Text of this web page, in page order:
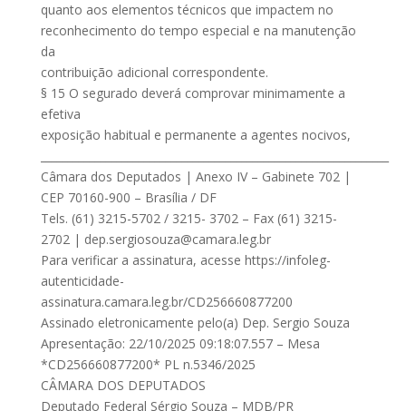
quanto aos elementos técnicos que impactem no
reconhecimento do tempo especial e na manutenção
da
contribuição adicional correspondente.
§ 15 O segurado deverá comprovar minimamente a
efetiva
exposição habitual e permanente a agentes nocivos,
Câmara dos Deputados | Anexo IV – Gabinete 702 |
CEP 70160-900 – Brasília / DF
Tels. (61) 3215-5702 / 3215- 3702 – Fax (61) 3215-
2702 | dep.sergiosouza@camara.leg.br
Para verificar a assinatura, acesse https://infoleg-
autenticidade-
assinatura.camara.leg.br/CD256660877200
Assinado eletronicamente pelo(a) Dep. Sergio Souza
Apresentação: 22/10/2025 09:18:07.557 – Mesa
*CD256660877200* PL n.5346/2025
CÂMARA DOS DEPUTADOS
Deputado Federal Sérgio Souza – MDB/PR